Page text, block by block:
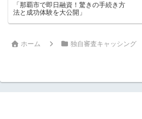
「那覇市で即日融資！驚きの手続き方
法と成功体験を大公開」
ホーム 独自審査キャッシング